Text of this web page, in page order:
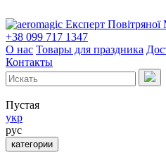
Експерт Повітряної
+38 099 717 1347
О нас Товары для праздника
Контакты
Пустая
укр
рус
категории